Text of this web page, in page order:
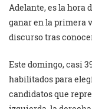
Adelante, es la hora
ganar en la primera
discurso tras
Este domingo, casi
habilitados para
candidatos que